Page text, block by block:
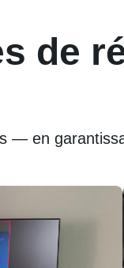
de
— en